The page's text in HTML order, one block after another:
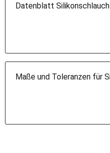
Datenblatt Silikonschlauch
Maße und Toleranzen für